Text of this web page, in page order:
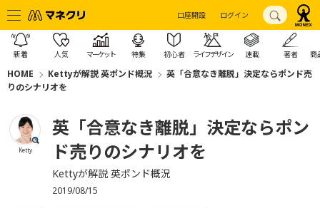
口座開設 ログイン
新着 人気 マーケット 特集 初心者 ライフデザイン 連載 著者 商
HOME Kettyが解説 英ポンド概況
英「合意なき離脱」決定ならポンド売
りのシナリオを
Ketty
英「合意なき離脱」決定ならポン
ド売りのシナリオを
Kettyが解説 英ポンド概況
2019/08/15